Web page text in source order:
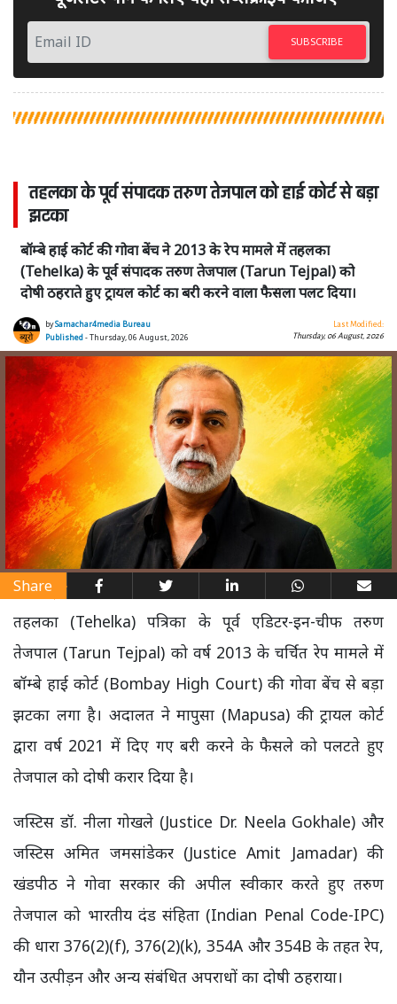
SUBSCRIBE
तहलका के पूर्व संपादक तरुण तेजपाल को हाई कोर्ट से बड़ा
झटका
बॉम्बे हाई कोर्ट की गोवा बेंच ने 2013 के रेप मामले में तहलका
(Tehelka) के पूर्व संपादक तरुण तेजपाल (Tarun Tejpal) को
दोषी ठहराते हुए ट्रायल कोर्ट का बरी करने वाला फैसला पलट दिया।
bySamachar4media Bureau
Published- Thursday, 06 August, 2026
Last Modified:
Thursday, 06 August, 2026
Share
तहलका (Tehelka) पत्रिका के पूर्व एडिटर-इन-चीफ तरुण
तेजपाल (Tarun Tejpal) को वर्ष 2013 के चर्चित रेप मामले में
बॉम्बे हाई कोर्ट (Bombay High Court) की गोवा बेंच से बड़ा
झटका लगा है। अदालत ने मापुसा (Mapusa) की ट्रायल कोर्ट
द्वारा वर्ष 2021 में दिए गए बरी करने के फैसले को पलटते हुए
तेजपाल को दोषी करार दिया है।
जस्टिस डॉ. नीला गोखले (Justice Dr. Neela Gokhale) और
जस्टिस अमित जमसांडेकर (Justice Amit Jamadar) की
खंडपीठ ने गोवा सरकार की अपील स्वीकार करते हुए तरुण
तेजपाल को भारतीय दंड संहिता (Indian Penal Code-IPC)
की धारा 376(2)(f), 376(2)(k), 354A और 354B के तहत रेप,
यौन उत्पीड़न और अन्य संबंधित अपराधों का दोषी ठहराया।